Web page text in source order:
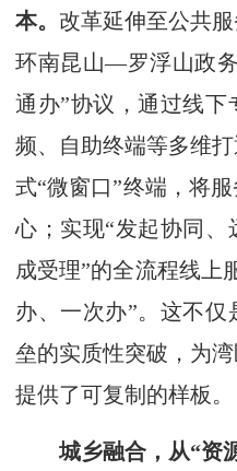
本。 改革延伸至公共
环南昆山—罗浮山政
通办”协议，通过线
频、自助终端等多维
式“微窗口”终端，将
心；实现“发起协同
成受理”的全流程线上
办、一次办”。这不
垒的实质性突破，为
提供了可复制的样板。
城乡融合，从“资